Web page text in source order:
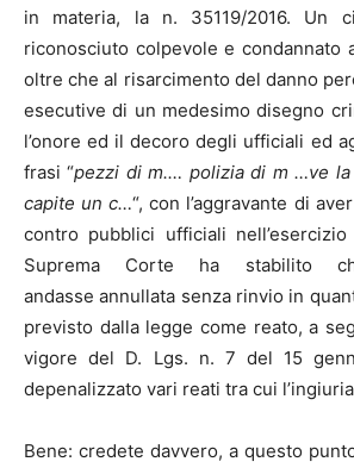
in materia, la n. 35119/2016. Un
riconosciuto colpevole e condannato
oltre che al risarcimento del danno
esecutive di un medesimo disegno
l’onore ed il decoro degli ufficiali ed
frasi “pezzi di m.… polizia di m …ve la
capite un c…“, con l’aggravante di
contro pubblici ufficiali
Suprema Corte ha stabilito
andasse annullata senza rinvio in
previsto dalla legge come reato, a
vigore del D. Lgs. n. 7 del 15
depenalizzato vari reati tra cui
Bene: credete davvero, a questo